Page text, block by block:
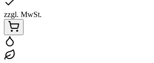
zzgl. MwSt.